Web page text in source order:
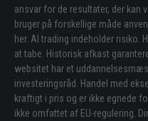
ansvar for de resultater, der
bruger på forskellige måde
her. Al trading indeholder risiko.
at tabe. Historisk afkast
websitet har et
investeringsråd. Handel med
kraftigt i pris og er ikke egnede
ikke omfattet af EU-regulering.